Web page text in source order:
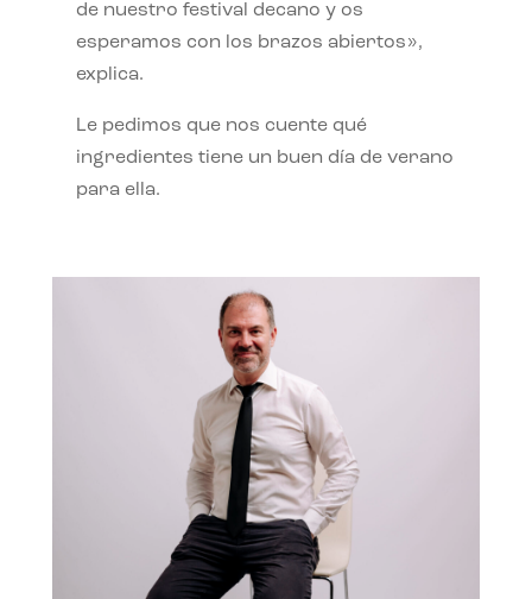
de nuestro festival decano y os
esperamos con los brazos abiertos»,
explica.
Le pedimos que nos cuente qué
ingredientes tiene un buen día de verano
para ella.